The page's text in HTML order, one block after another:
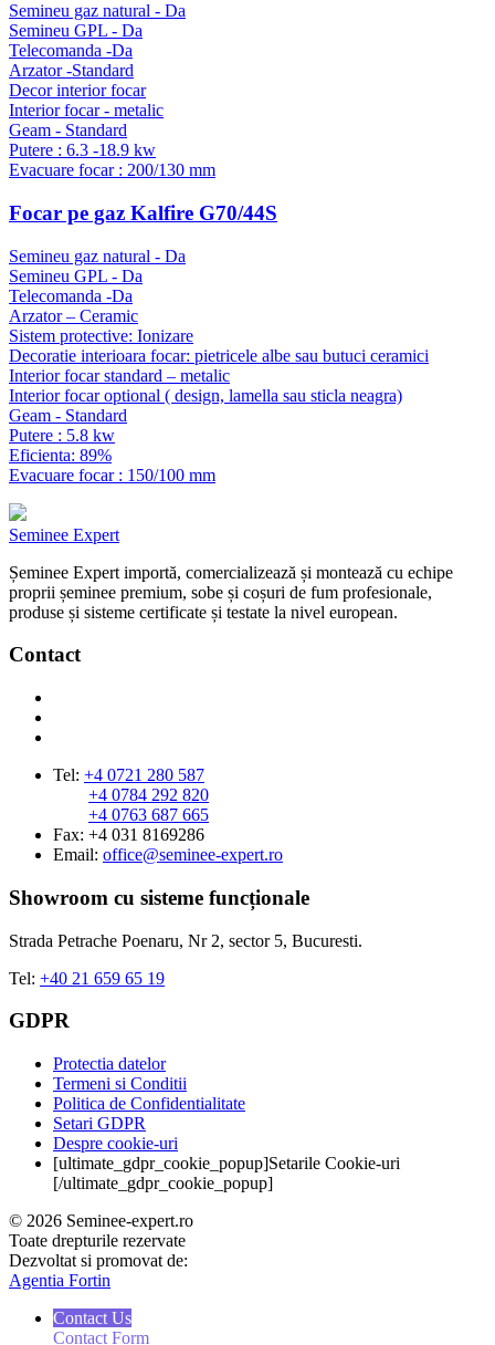
Semineu gaz natural - Da
Semineu GPL - Da
Telecomanda -Da
Arzator -Standard
Decor interior focar
Interior focar - metalic
Geam - Standard
Putere : 6.3 -18.9 kw
Evacuare focar : 200/130 mm
Focar pe gaz Kalfire G70/44S
Semineu gaz natural - Da
Semineu GPL - Da
Telecomanda -Da
Arzator – Ceramic
Sistem protective: Ionizare
Decoratie interioara focar: pietricele albe sau butuci ceramici
Interior focar standard – metalic
Interior focar optional ( design, lamella sau sticla neagra)
Geam - Standard
Putere : 5.8 kw
Eficienta: 89%
Evacuare focar : 150/100 mm
Seminee Expert
Șeminee Expert importă, comercializează și montează cu echipe
proprii șeminee premium, sobe și coșuri de fum profesionale,
produse și sisteme certificate și testate la nivel european.
Contact
Tel: +4 0721 280 587
+4 0784 292 820
+4 0763 687 665
Fax: +4 031 8169286
Email: office@seminee-expert.ro
Showroom cu sisteme funcționale
Strada Petrache Poenaru, Nr 2, sector 5, Bucuresti.
Tel: +40 21 659 65 19
GDPR
Protectia datelor
Termeni si Conditii
Politica de Confidentialitate
Setari GDPR
Despre cookie-uri
[ultimate_gdpr_cookie_popup]Setarile Cookie-uri
[/ultimate_gdpr_cookie_popup]
© 2026 Seminee-expert.ro
Toate drepturile rezervate
Dezvoltat si promovat de:
Agentia Fortin
Contact Us
Contact Form